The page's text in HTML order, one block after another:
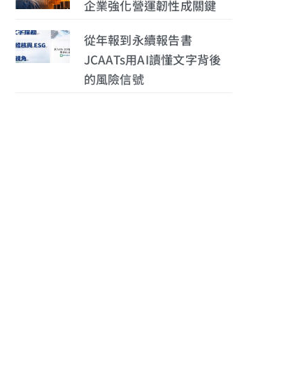
企業強化營運韌性成關鍵
從年報到永續報告書
JCAATs用AI讀懂文字背後
的風險信號